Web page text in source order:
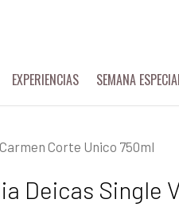
EXPERIENCIAS SEMANA
Corte Unico 750ml
Deicas Single